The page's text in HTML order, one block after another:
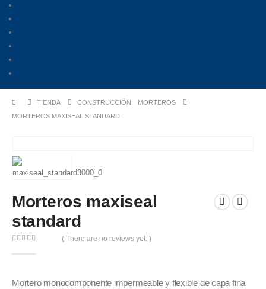
TIENDA CONSTRUCCIÓN
MORTEROS
MORTEROS MAXISEAL STANDARD
Morteros maxiseal
standard
( There are no reviews yet. )
Mortero monocomponente impermeable y flexible de capa fina